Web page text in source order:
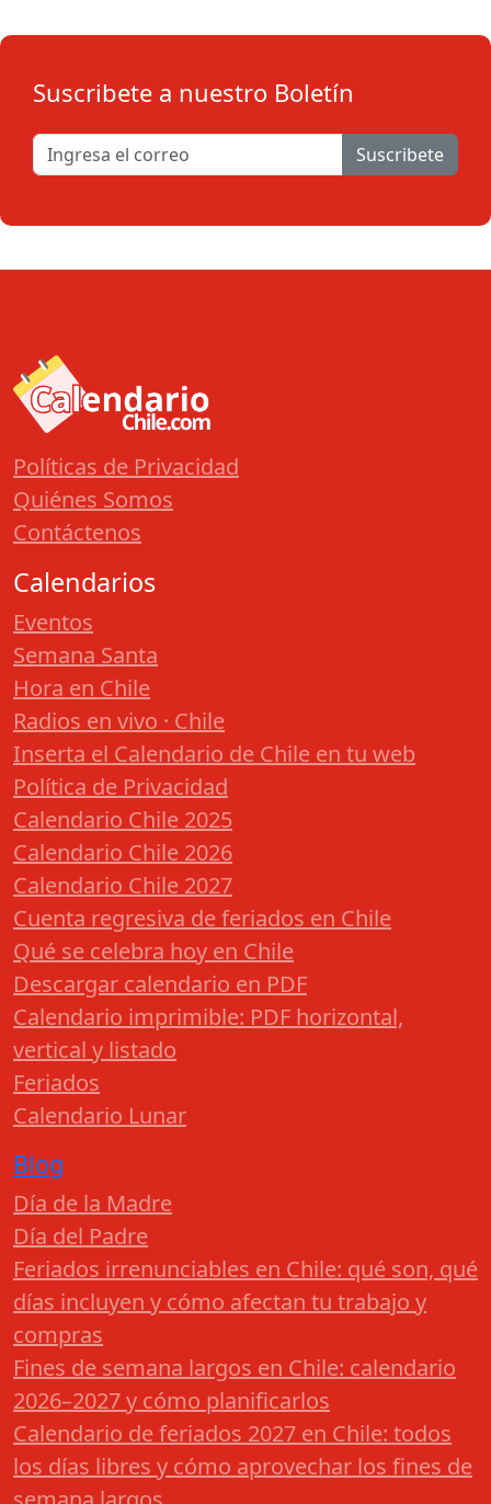
Suscribete a nuestro Boletín
Suscribete
Políticas de Privacidad
Quiénes Somos
Contáctenos
Calendarios
Eventos
Semana Santa
Hora en Chile
Radios en vivo · Chile
Inserta el Calendario de Chile en tu web
Política de Privacidad
Calendario Chile 2025
Calendario Chile 2026
Calendario Chile 2027
Cuenta regresiva de feriados en Chile
Qué se celebra hoy en Chile
Descargar calendario en PDF
Calendario imprimible: PDF horizontal,
vertical y listado
Feriados
Calendario Lunar
Blog
Día de la Madre
Día del Padre
Feriados irrenunciables en Chile: qué son, qué
días incluyen y cómo afectan tu trabajo y
compras
Fines de semana largos en Chile: calendario
2026–2027 y cómo planificarlos
Calendario de feriados 2027 en Chile: todos
los días libres y cómo aprovechar los fines de